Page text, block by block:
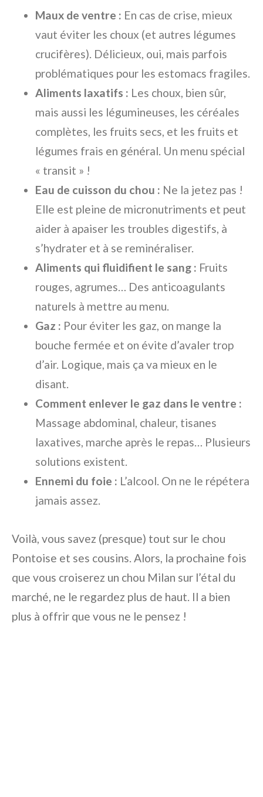
Maux de ventre : En cas de crise, mieux
vaut éviter les choux (et autres légumes
crucifères). Délicieux, oui, mais parfois
problématiques pour les estomacs fragiles.
Aliments laxatifs : Les choux, bien sûr,
mais aussi les légumineuses, les céréales
complètes, les fruits secs, et les fruits et
légumes frais en général. Un menu spécial
« transit » !
Eau de cuisson du chou : Ne la jetez pas !
Elle est pleine de micronutriments et peut
aider à apaiser les troubles digestifs, à
s’hydrater et à se reminéraliser.
Aliments qui fluidifient le sang : Fruits
rouges, agrumes… Des anticoagulants
naturels à mettre au menu.
Gaz : Pour éviter les gaz, on mange la
bouche fermée et on évite d’avaler trop
d’air. Logique, mais ça va mieux en le
disant.
Comment enlever le gaz dans le ventre :
Massage abdominal, chaleur, tisanes
laxatives, marche après le repas… Plusieurs
solutions existent.
Ennemi du foie : L’alcool. On ne le répétera
jamais assez.
Voilà, vous savez (presque) tout sur le chou
Pontoise et ses cousins. Alors, la prochaine fois
que vous croiserez un chou Milan sur l’étal du
marché, ne le regardez plus de haut. Il a bien
plus à offrir que vous ne le pensez !